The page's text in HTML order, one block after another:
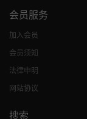
会员服务
加入会员
会员须知
法律申明
网站协议
搜索